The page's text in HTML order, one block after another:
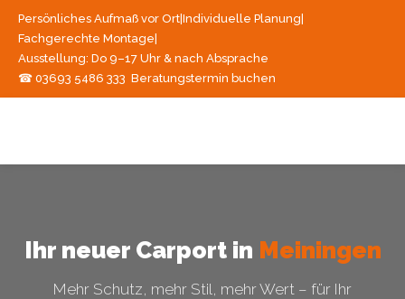
Persönliches Aufmaß vor Ort Individuelle Planung
Fachgerechte Montage
Ausstellung: Do 9–17 Uhr & nach Absprache
☎ 03693 5486 333 Beratungstermin buchen
Ihr neuer Carport in Meiningen
Mehr Schutz, mehr Stil, mehr Wert – für Ihr